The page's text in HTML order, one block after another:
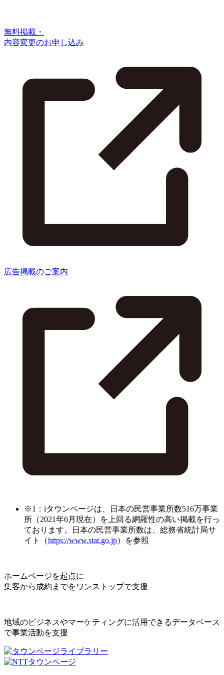
無料掲載・
内容変更のお申し込み
広告掲載のご案内
※1：iタウンページは、日本の民営事業所数516万事業
所（2021年6月現在）を上回る網羅性の高い掲載を行っ
ております。日本の民営事業所数は、総務省統計局サ
イト（https://www.stat.go.jp）を参照
ホームページを起点に
集客から成約までをワンストップで支援
地域のビジネスやマーケティングに活用できるデータベース
で事業活動を支援